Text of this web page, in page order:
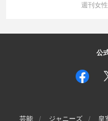
週刊女
公
芸能 ジャニーズ 皇